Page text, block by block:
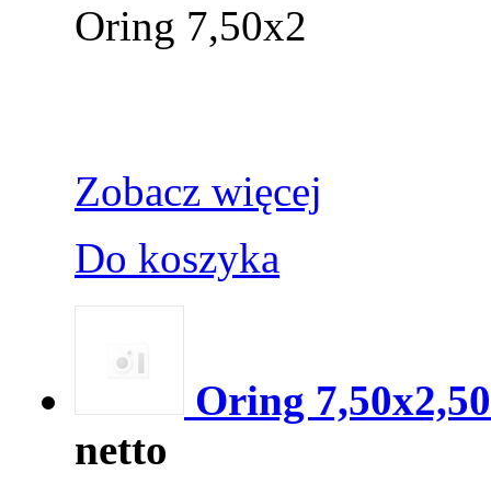
Oring 7,50x2
Zobacz więcej
Do koszyka
Oring 7,50x2,50
netto